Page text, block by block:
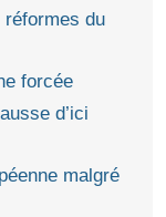
du
forcée
d’ici
malgré